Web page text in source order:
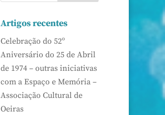
Artigos recentes
Celebração do 52º
Aniversário do 25 de Abril
de 1974 – outras iniciativas
com a Espaço e Memória –
Associação Cultural de
Oeiras